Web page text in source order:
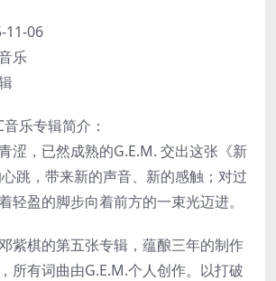
11-06
乐
乐专辑简介：
涩，已然成熟的G.E.M. 交出这张《新
跳，带来新的声音、新的感触；对过
轻盈的脚步向着前方的一束光迈进。
紫棋的第五张专辑，蕴酿三年的制作
所有词曲由G.E.M.个人创作。以打破